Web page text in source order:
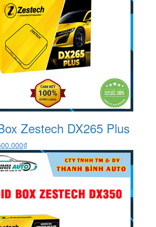
Zestech DX265 Plus
₫Giá
hiện
tại